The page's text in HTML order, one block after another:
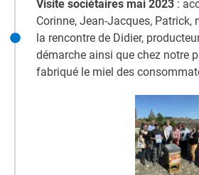
Visite sociétaires mai 2023:
Corinne, Jean-Jacques, Patrick,
la rencontre de Didier,
démarche ainsi que chez notre
fabriqué le miel des